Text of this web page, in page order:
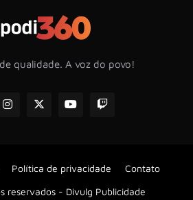
qualidade. A voz do povo!
reservados - Divulg Publicidade
Política de privacidade Contato